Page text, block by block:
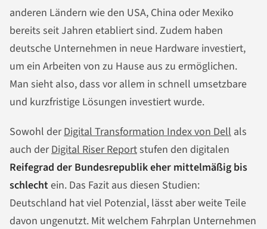
anderen Ländern wie den USA, China oder Mexiko
bereits seit Jahren etabliert sind. Zudem haben
deutsche Unternehmen in neue Hardware investiert,
um ein Arbeiten von zu Hause aus zu ermöglichen.
Man sieht also, dass vor allem in schnell umsetzbare
und kurzfristige Lösungen investiert wurde.
Sowohl derDigital Transformation Index von Dell als
auch derDigital Riser Reportstufen den digitalen
Reifegrad der Bundesrepublik eher mittelmäßig bis
schlechtein. Das Fazit aus diesen Studien:
Deutschland hat viel Potenzial, lässt aber weite Teile
davon ungenutzt. Mit welchem Fahrplan Unternehmen